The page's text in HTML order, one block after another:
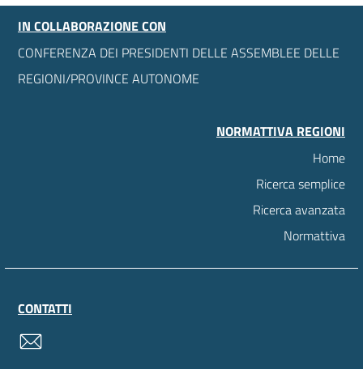
IN COLLABORAZIONE CON
CONFERENZA DEI PRESIDENTI DELLE ASSEMBLEE DELLE
REGIONI/PROVINCE AUTONOME
NORMATTIVA REGIONI
Home
Ricerca semplice
Ricerca avanzata
Normattiva
CONTATTI